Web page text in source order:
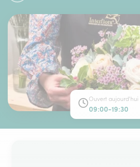
Ouvert aujourd'hui
09:00-19:30